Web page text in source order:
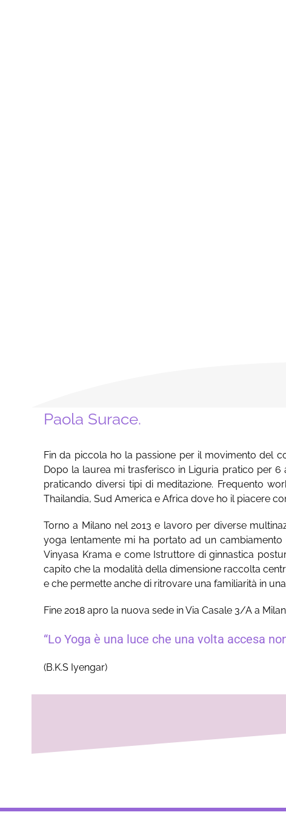
Paola Surace.
Fin da piccola ho la passione per il movimento del
Dopo la laurea mi trasferisco in Liguria pratico per 6
praticando diversi tipi di meditazione. Frequento
Thailandia, Sud America e Africa dove ho il piacere
Torno a Milano nel 2013 e lavoro per diverse
yoga lentamente mi ha portato ad un
Vinyasa Krama e come Istruttore di ginnastica
capito che la modalità della dimensione raccolta
e che permette anche di ritrovare una familiarità in
Fine 2018 apro la nuova sede in Via Casale 3/A a
“Lo Yoga è una luce che una volta accesa
(B.K.S Iyengar)